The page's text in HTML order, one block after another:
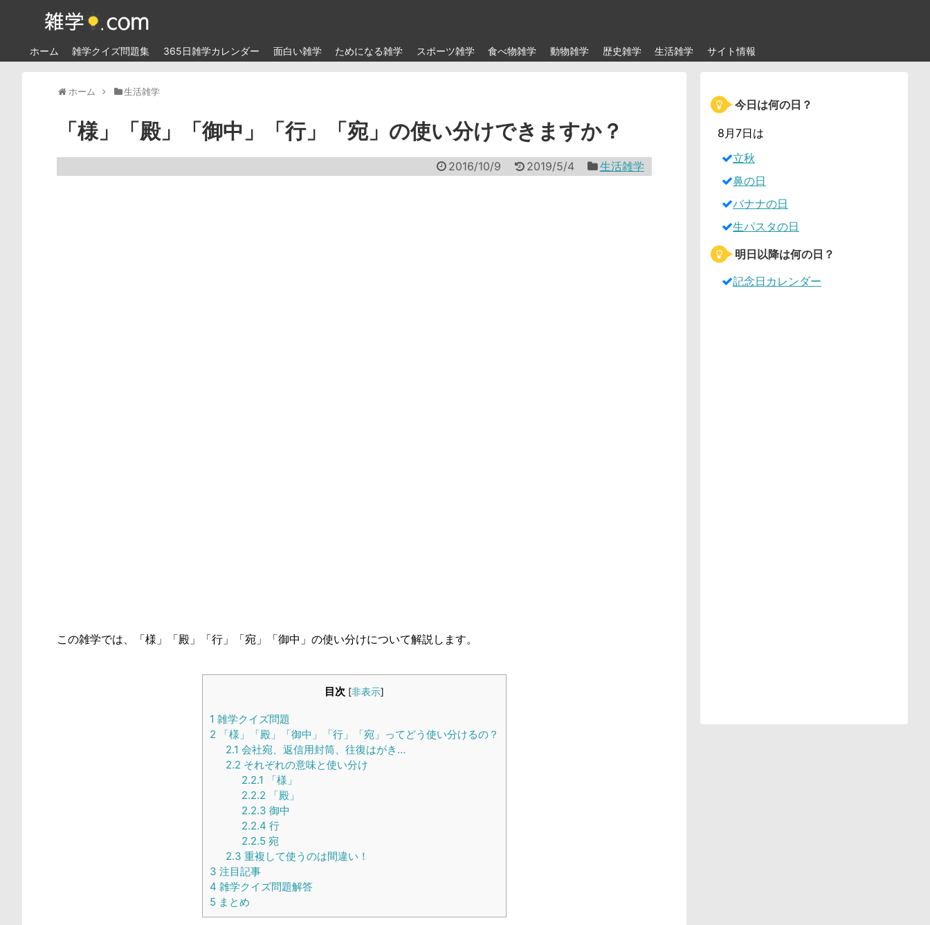
ホーム 雑学クイズ問題集 365日雑学カレンダー 面白い雑学 ためになる雑学 スポーツ雑学 食べ物雑学 動物雑学 歴史雑学 生活雑学 サイト情報
ホーム 生活雑学
「様」「殿」「御中」「行」「宛」の使い分けできますか？
2016/10/9 2019/5/4 生活雑学
この雑学では、「様」「殿」「行」「宛」「御中」の使い分けについて解説します。
目次 [非表示]
1 雑学クイズ問題
2 「様」「殿」「御中」「行」「宛」ってどう使い分けるの？
2.1 会社宛、返信用封筒、往復はがき…
2.2 それぞれの意味と使い分け
2.2.1 「様」
2.2.2 「殿」
2.2.3 御中
2.2.4 行
2.2.5宛
2.3 重複して使うのは間違い！
3 注目記事
4 雑学クイズ問題解答
5 まとめ
今日は何の日？
8月7日は
立秋
鼻の日
バナナの日
生パスタの日
明日以降は何の日？
記念日カレンダー